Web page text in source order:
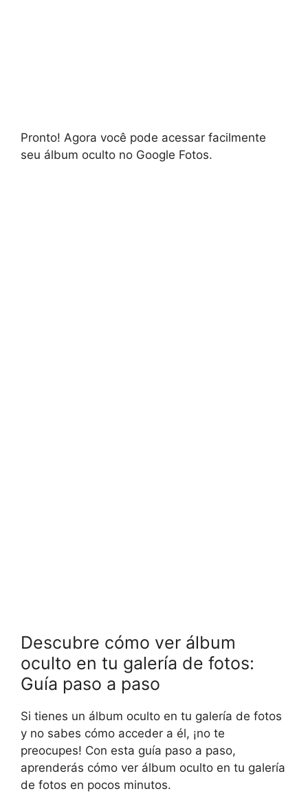
Pronto! Agora você pode acessar facilmente
seu álbum oculto no Google Fotos.
Descubre cómo ver álbum
oculto en tu galería de fotos:
Guía paso a paso
Si tienes un álbum oculto en tu galería de fotos
y no sabes cómo acceder a él, ¡no te
preocupes! Con esta guía paso a paso,
aprenderás cómo ver álbum oculto en tu galería
de fotos en pocos minutos.